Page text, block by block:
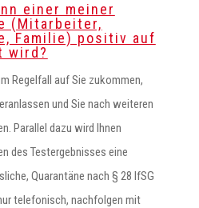
einer meiner
(Mitarbeiter,
Familie) positiv auf
wird?
Regelfall auf Sie zukommen,
und Sie nach weiteren
Parallel dazu wird Ihnen
des Testergebnisses eine
Quarantäne nach § 28 IfSG
telefonisch, nachfolgen mit